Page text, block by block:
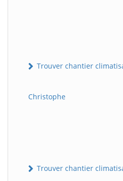
Trouver chantier
Christophe
Trouver chantier